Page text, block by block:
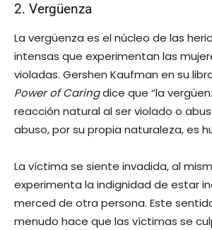
2. Vergüenza
La vergüenza es el núcleo de las
intensas que experimentan las
violadas. Gershen Kaufman en su
Power of Caringdice que “la
reacción natural al ser violado o
abuso, por su propia naturaleza, es
La víctima se siente invadida, al
experimenta la indignidad de estar
merced de otra persona. Este
menudo hace que las víctimas se